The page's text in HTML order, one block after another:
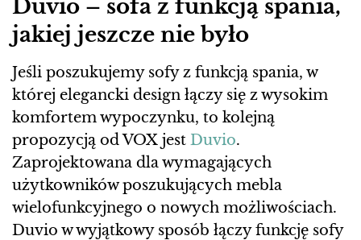
Duvio – sofa z funkcją spania,
jakiej jeszcze nie było
Jeśli poszukujemy sofy z funkcją spania, w
której elegancki design łączy się z wysokim
komfortem wypoczynku, to kolejną
propozycją od VOX jest Duvio.
Zaprojektowana dla wymagających
użytkowników poszukujących mebla
wielofunkcyjnego o nowych możliwościach.
Duvio w wyjątkowy sposób łączy funkcję sofy